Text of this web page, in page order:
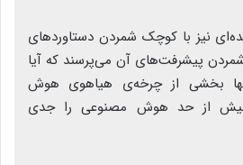
نیز با کوچک شمردن دستاوردهای
پیشرفت‌های آن می‌‌پرسند که آیا
بخشی از چرخه‌ی هیاهوی هوش
از حد هوش مصنوعی را جدی